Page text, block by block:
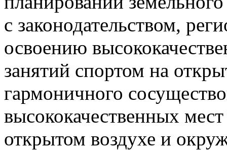
с законодательством,
освоению
занятий спортом на
гармоничного
высококачественных
открытом воздухе и